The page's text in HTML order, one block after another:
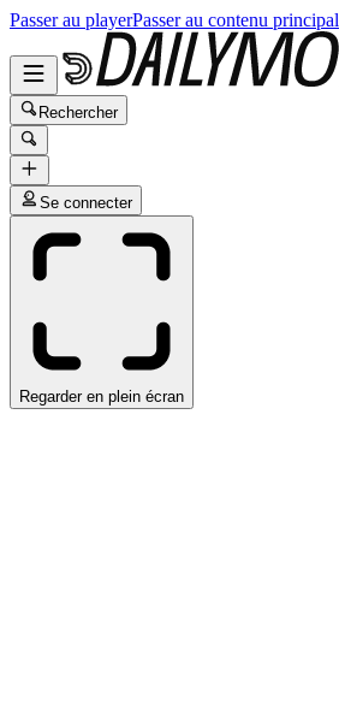
Passer au playerPasser au contenu principal
Rechercher
Se connecter
Regarder en plein écran